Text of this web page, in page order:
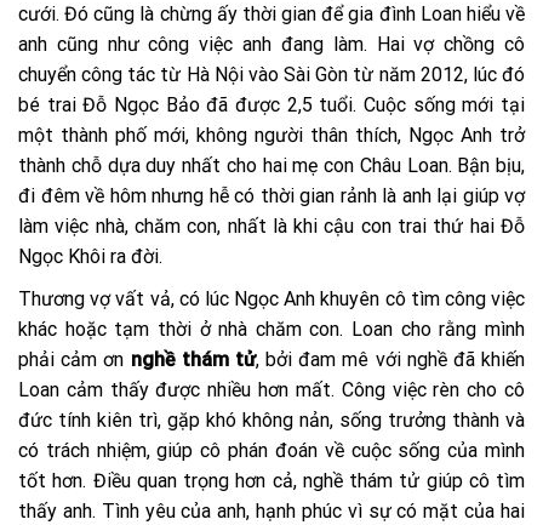
cưới. Đó cũng là chừng ấy thời gian để gia đình Loan hiểu về
anh cũng như công việc anh đang làm. Hai vợ chồng cô
chuyển công tác từ Hà Nội vào Sài Gòn từ năm 2012, lúc đó
bé trai Đỗ Ngọc Bảo đã được 2,5 tuổi. Cuộc sống mới tại
một thành phố mới, không người thân thích, Ngọc Anh trở
thành chỗ dựa duy nhất cho hai mẹ con Châu Loan. Bận bịu,
đi đêm về hôm nhưng hễ có thời gian rảnh là anh lại giúp vợ
làm việc nhà, chăm con, nhất là khi cậu con trai thứ hai Đỗ
Ngọc Khôi ra đời.
Thương vợ vất vả, có lúc Ngọc Anh khuyên cô tìm công việc
khác hoặc tạm thời ở nhà chăm con. Loan cho rằng mình
phải cảm ơn nghề thám tử, bởi đam mê với nghề đã khiến
Loan cảm thấy được nhiều hơn mất. Công việc rèn cho cô
đức tính kiên trì, gặp khó không nản, sống trưởng thành và
có trách nhiệm, giúp cô phán đoán về cuộc sống của mình
tốt hơn. Điều quan trọng hơn cả, nghề thám tử giúp cô tìm
thấy anh. Tình yêu của anh, hạnh phúc vì sự có mặt của hai